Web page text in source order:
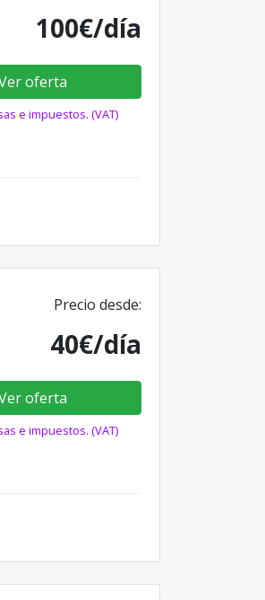
100€/día
oferta
e impuestos. (VAT)
Precio desde:
40€/día
oferta
e impuestos. (VAT)